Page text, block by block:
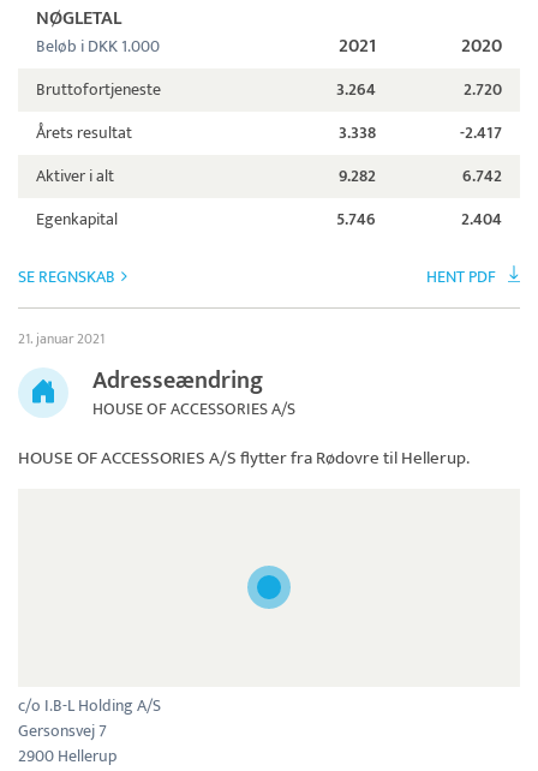
NØGLETAL
Beløb i DKK 1.000 2021 2020
Bruttofortjeneste 3.264
2.720
Årets resultat
3.338
-2.417
Aktiver i alt
9.282
6.742
Egenkapital
5.746 2.404
SE REGNSKAB HENT PDF
21. januar 2021
Adresseændring
HOUSE OF ACCESSORIES A/S
HOUSE OF ACCESSORIES A/Sflytter fra Rødovre til Hellerup.
c/o I.B-L Holding A/S
Gersonsvej 7
2900 Hellerup